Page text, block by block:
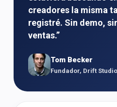
creadores la misma
registré. Sin demo,
ventas.”
Tom Becker
Fundador, Drift Studio